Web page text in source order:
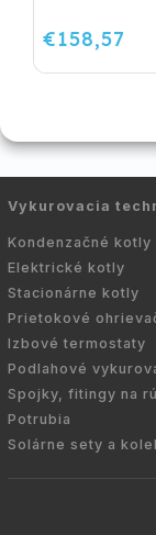
€158,57
Vykurovacia
Kondenzačné kotly
Elektrické kotly
Stacionárne kotly
Prietokové
Izbové termostaty
Podlahové
Spojky, fitingy na
Potrubia
Solárne sety a